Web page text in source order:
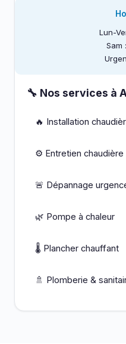
Lun-
Sam
🔧 Nos services à
🔥 Installation
⚙️ Entretien chaudière
🚨 Dépannage
🌿 Pompe à chaleur
🌡️ Plancher chauffant
🚿 Plomberie &